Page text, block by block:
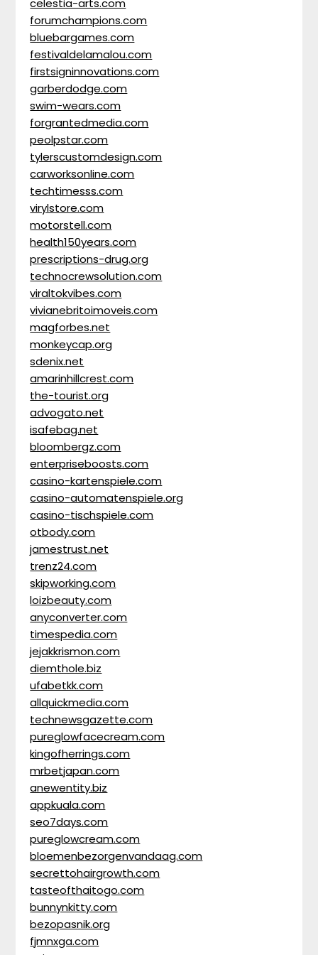
celestia-arts.com
forumchampions.com
bluebargames.com
festivaldelamalou.com
firstsigninnovations.com
garberdodge.com
swim-wears.com
forgrantedmedia.com
peolpstar.com
tylerscustomdesign.com
carworksonline.com
techtimesss.com
virylstore.com
motorstell.com
health150years.com
prescriptions-drug.org
technocrewsolution.com
viraltokvibes.com
vivianebritoimoveis.com
magforbes.net
monkeycap.org
sdenix.net
amarinhillcrest.com
the-tourist.org
advogato.net
isafebag.net
bloombergz.com
enterpriseboosts.com
casino-kartenspiele.com
casino-automatenspiele.org
casino-tischspiele.com
otbody.com
jamestrust.net
trenz24.com
skipworking.com
loizbeauty.com
anyconverter.com
timespedia.com
jejakkrismon.com
diemthole.biz
ufabetkk.com
allquickmedia.com
technewsgazette.com
pureglowfacecream.com
kingofherrings.com
mrbetjapan.com
anewentity.biz
appkuala.com
seo7days.com
pureglowcream.com
bloemenbezorgenvandaag.com
secrettohairgrowth.com
tasteofthaitogo.com
bunnynkitty.com
bezopasnik.org
fjmnxga.com